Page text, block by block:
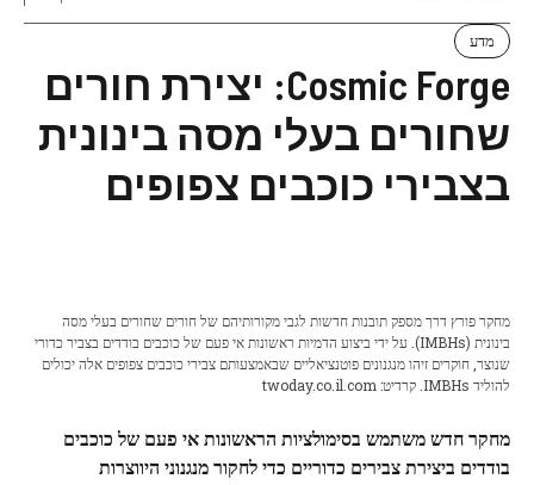
מדע
Cosmic Forge: יצירת חורים
שחורים בעלי מסה בינונית
בצבירי כוכבים צפופים
מחקר פורץ דרך מספק תובנות חדשות לגבי מקורותיהם של חורים שחורים בעלי מסה
בינונית (IMBHs). על ידי ביצוע הדמיות ראשונות אי פעם של כוכבים בודדים בצביר כדורי
שנוצר, חוקרים זיהו מנגנונים פוטנציאליים שבאמצעותם צבירי כוכבים צפופים אלה יכולים
להוליד IMBHs. קרדיט: twoday.co.il.com
מחקר חדש משתמש בסימולציות הראשונות אי פעם של כוכבים
בודדים ביצירת צבירים כדוריים כדי לחקור מנגנוני היווצרות